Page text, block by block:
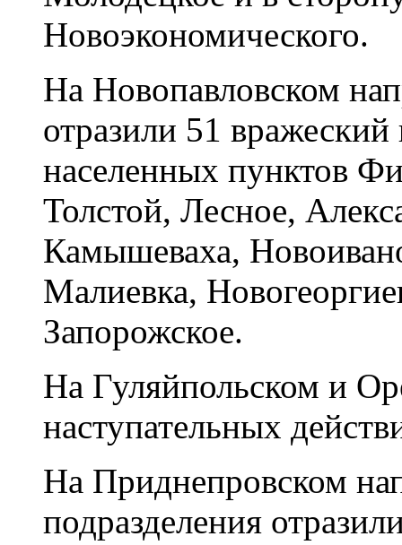
Новоэкономического.
На Новопавловском
отразили 51
населенных пунктов
Толстой, Лесное,
Камышеваха,
Малиевка,
Запорожское.
На Гуляйпольском и
наступательных
На Приднепровском
подразделения